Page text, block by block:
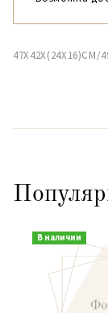
47X42X(24X16)CM/
В наличии